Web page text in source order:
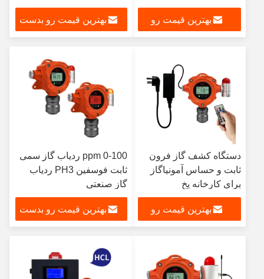
آژیر
بهترین قیمت رو
بهترین قیمت رو بدست
دستگاه کشف گاز فرون
ثابت و حساس آمونیاگاز
برای کارخانه یخ
بهترین قیمت رو
0-100 ppm ردیاب گاز سمی
ثابت فوسفین PH3 ردیاب
گاز صنعتی
بهترین قیمت رو بدست